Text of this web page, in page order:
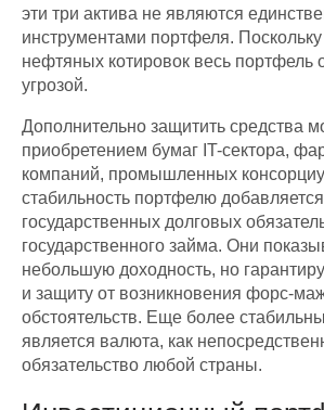
эти три актива не являются
инструментами портфеля.
нефтяных котировок весь портфель
угрозой.
Дополнительно защитить средства
приобретением бумаг IT-сектора,
компаний, промышленных
стабильность портфелю
государственных долговых
государственного займа. Они
небольшую доходность, но
и защиту от возникновения форс-
обстоятельств. Еще более
является валюта, как
обязательство любой страны.